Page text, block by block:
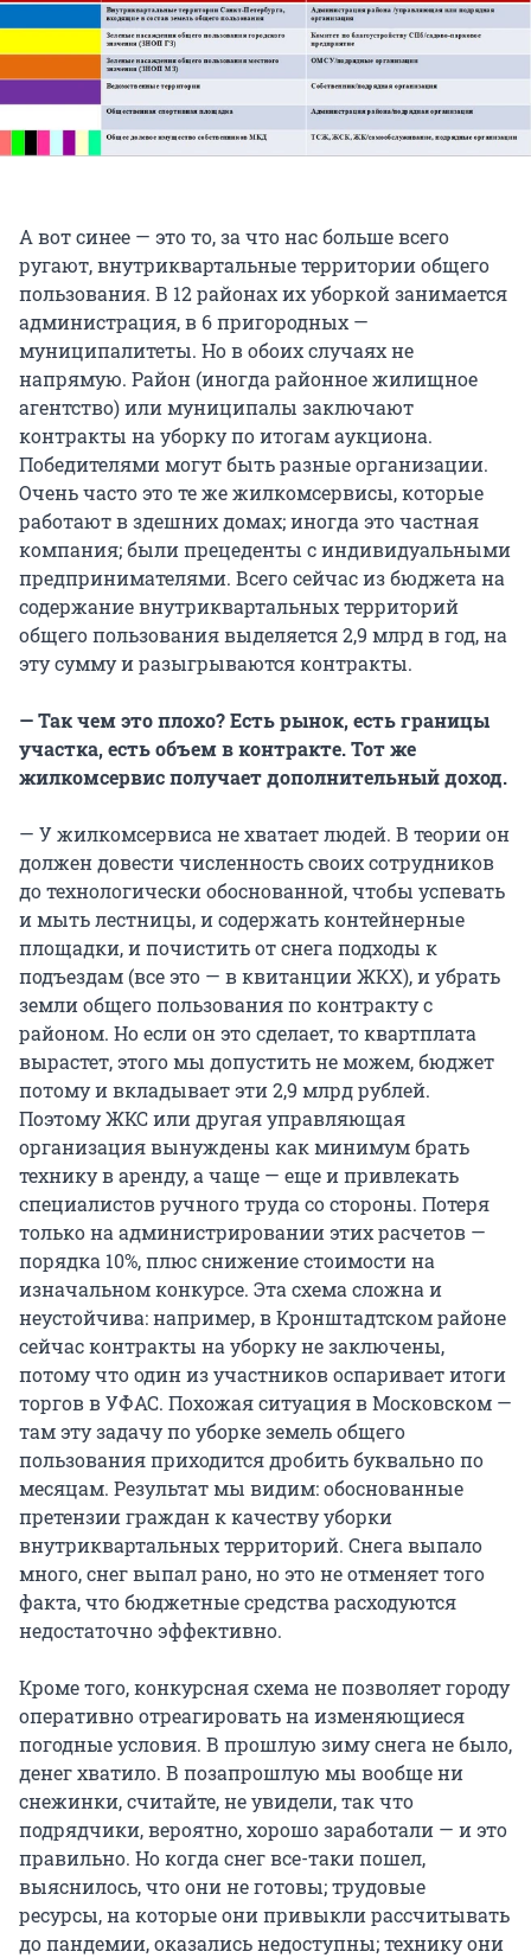
А вот синее — это то, за что нас больше всего
ругают, внутриквартальные территории общего
пользования. В 12 районах их уборкой занимается
администрация, в 6 пригородных —
муниципалитеты. Но в обоих случаях не
напрямую. Район (иногда районное жилищное
агентство) или муниципалы заключают
контракты на уборку по итогам аукциона.
Победителями могут быть разные организации.
Очень часто это те же жилкомсервисы, которые
работают в здешних домах; иногда это частная
компания; были прецеденты с индивидуальными
предпринимателями. Всего сейчас из бюджета на
содержание внутриквартальных территорий
общего пользования выделяется 2,9 млрд в год, на
эту сумму и разыгрываются контракты.
— Так чем это плохо? Есть рынок, есть границы
участка, есть объем в контракте. Тот же
жилкомсервис получает дополнительный доход.
— У жилкомсервиса не хватает людей. В теории он
должен довести численность своих сотрудников
до технологически обоснованной, чтобы успевать
и мыть лестницы, и содержать контейнерные
площадки, и почистить от снега подходы к
подъездам (все это — в квитанции ЖКХ), и убрать
земли общего пользования по контракту с
районом. Но если он это сделает, то квартплата
вырастет, этого мы допустить не можем, бюджет
потому и вкладывает эти 2,9 млрд рублей.
Поэтому ЖКС или другая управляющая
организация вынуждены как минимум брать
технику в аренду, а чаще — еще и привлекать
специалистов ручного труда со стороны. Потеря
только на администрировании этих расчетов —
порядка 10%, плюс снижение стоимости на
изначальном конкурсе. Эта схема сложна и
неустойчива: например, в Кронштадтском районе
сейчас контракты на уборку не заключены,
потому что один из участников оспаривает итоги
торгов в УФАС. Похожая ситуация в Московском —
там эту задачу по уборке земель общего
пользования приходится дробить буквально по
месяцам. Результат мы видим: обоснованные
претензии граждан к качеству уборки
внутриквартальных территорий. Снега выпало
много, снег выпал рано, но это не отменяет того
факта, что бюджетные средства расходуются
недостаточно эффективно.
Кроме того, конкурсная схема не позволяет городу
оперативно отреагировать на изменяющиеся
погодные условия. В прошлую зиму снега не было,
денег хватило. В позапрошлую мы вообще ни
снежинки, считайте, не увидели, так что
подрядчики, вероятно, хорошо заработали — и это
правильно. Но когда снег все-таки пошел,
выяснилось, что они не готовы; трудовые
ресурсы, на которые они привыкли рассчитывать
до пандемии, оказались недоступны; технику они